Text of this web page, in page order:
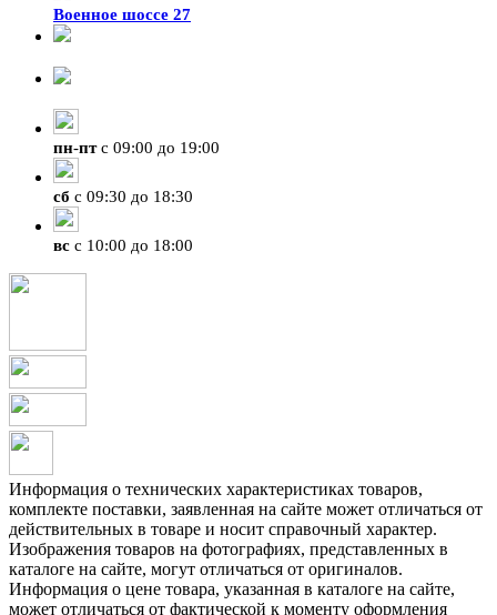
Военное шоссе 27
пн-птс 09:00 до 19:00
сб с 09:30 до 18:30
вс с 10:00 до 18:00
Информация о технических характеристиках товаров,
комплекте поставки, заявленная на сайте может отличаться от
действительных в товаре и носит справочный характер.
Изображения товаров на фотографиях, представленных в
каталоге на сайте, могут отличаться от оригиналов.
Информация о цене товара, указанная в каталоге на сайте,
может отличаться от фактической к моменту оформления